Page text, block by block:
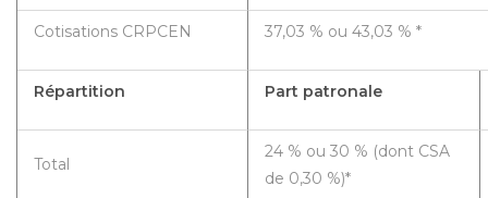
Cotisations CRPCEN 37,03 % ou 43,03 % *
Répartition Part patronale
Total
24 % ou 30 % (dont CSA
de 0,30 %)*